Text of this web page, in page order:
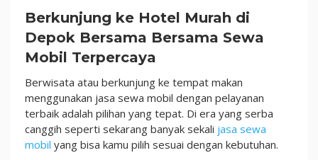
Berkunjung ke Hotel Murah di
Depok Bersama Bersama Sewa
Mobil Terpercaya
Berwisata atau berkunjung ke tempat makan
menggunakan jasa sewa mobil dengan pelayanan
terbaik adalah pilihan yang tepat. Di era yang serba
canggih seperti sekarang banyak sekali jasa sewa
mobil yang bisa kamu pilih sesuai dengan kebutuhan.